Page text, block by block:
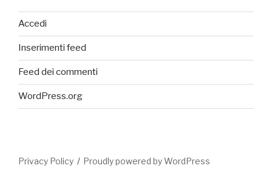
Accedi
Inserimenti feed
Feed dei commenti
WordPress.org
Privacy Policy Proudly powered by WordPress